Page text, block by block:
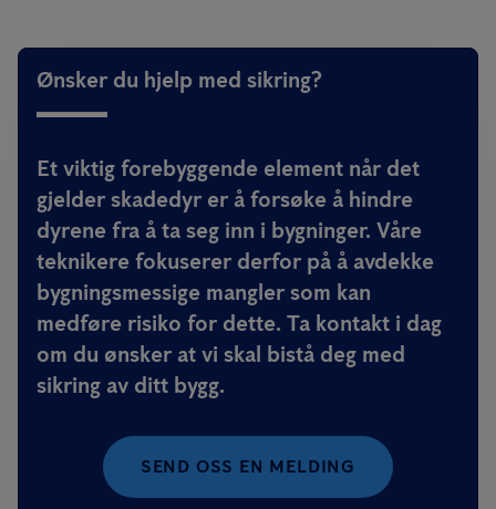
Ønsker du hjelp med sikring?
Et viktig forebyggende element når det
gjelder skadedyr er å forsøke å hindre
dyrene fra å ta seg inn i bygninger. Våre
teknikere fokuserer derfor på å avdekke
bygningsmessige mangler som kan
medføre risiko for dette. Ta kontakt i dag
om du ønsker at vi skal bistå deg med
sikring av ditt bygg.
SEND OSS EN MELDING